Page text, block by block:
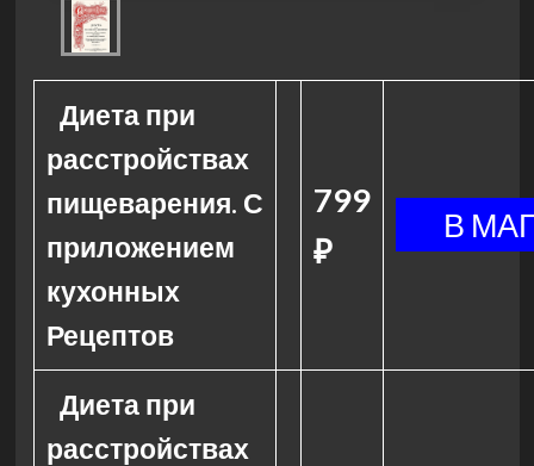
Диета при
расстройствах
пищеварения. С
приложением
кухонных
Рецептов
799
₽
Диета при
расстройствах